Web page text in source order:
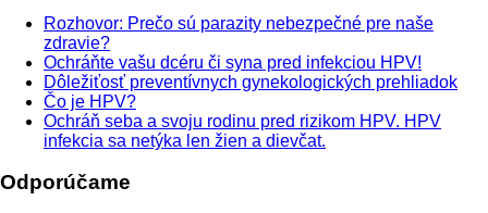
Rozhovor: Prečo sú parazity nebezpečné pre naše
zdravie?
Ochráňte vašu dcéru či syna pred infekciou HPV!
Dôležiťosť preventívnych gynekologických prehliadok
Čo je HPV?
Ochráň seba a svoju rodinu pred rizikom HPV. HPV
infekcia sa netýka len žien a dievčat.
Odporúčame